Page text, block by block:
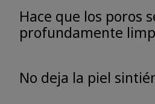
Hace que los poros
profundamente
No deja la piel